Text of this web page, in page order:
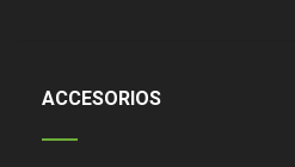
ACCESORIOS